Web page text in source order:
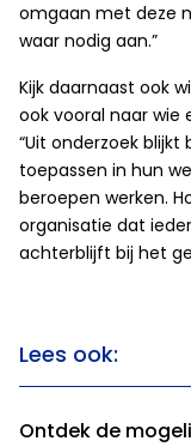
omgaan met deze
waar nodig aan.”
Kijk daarnaast ook
ook vooral naar wie
“Uit onderzoek
toepassen in hun
beroepen werken.
organisatie dat
achterblijft bij het
Lees ook:
Ontdek de